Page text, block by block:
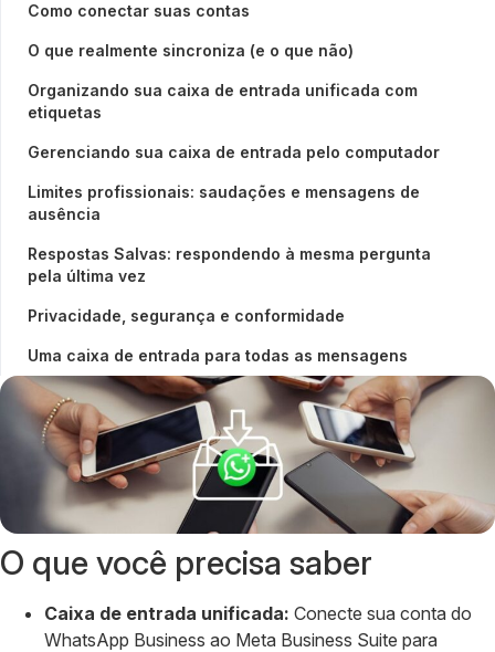
Como conectar suas contas
O que realmente sincroniza (e o que não)
Organizando sua caixa de entrada unificada com
etiquetas
Gerenciando sua caixa de entrada pelo computador
Limites profissionais: saudações e mensagens de
ausência
Respostas Salvas: respondendo à mesma pergunta
pela última vez
Privacidade, segurança e conformidade
Uma caixa de entrada para todas as mensagens
O que você precisa saber
Caixa de entrada unificada: Conecte sua conta do
WhatsApp Business ao Meta Business Suite para